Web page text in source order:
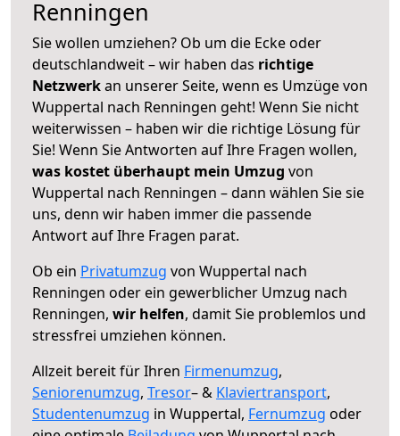
Renningen
Sie wollen umziehen? Ob um die Ecke oder
deutschlandweit – wir haben das richtige
Netzwerkan unserer Seite, wenn es Umzüge von
Wuppertal nach Renningen geht! Wenn Sie nicht
weiterwissen – haben wir die richtige Lösung für
Sie! Wenn Sie Antworten auf Ihre Fragen wollen,
was kostet überhaupt mein Umzug von
Wuppertal nach Renningen – dann wählen Sie sie
uns, denn wir haben immer die passende
Antwort auf Ihre Fragen parat.
Ob ein Privatumzug von Wuppertal nach
Renningen oder ein gewerblicher Umzug nach
Renningen, wir helfen, damit Sie problemlos und
stressfrei umziehen können.
Allzeit bereit für Ihren Firmenumzug,
Seniorenumzug, Tresor– & Klaviertransport,
Studentenumzug in Wuppertal, Fernumzug oder